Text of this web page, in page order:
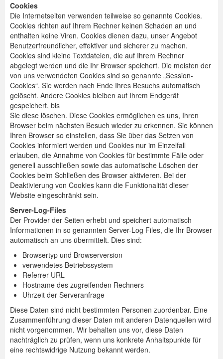
Cookies
Die Internetseiten verwenden teilweise so genannte Cookies.
Cookies richten auf Ihrem Rechner keinen Schaden an und
enthalten keine Viren. Cookies dienen dazu, unser Angebot
Benutzerfreundlicher, effektiver und sicherer zu machen.
Cookies sind kleine Textdateien, die auf Ihrem Rechner
abgelegt werden und die Ihr Browser speichert. Die meisten der
von uns verwendeten Cookies sind so genannte „Session-
Cookies“. Sie werden nach Ende Ihres Besuchs automatisch
gelöscht. Andere Cookies bleiben auf Ihrem Endgerät
gespeichert, bis
Sie diese löschen. Diese Cookies ermöglichen es uns, Ihren
Browser beim nächsten Besuch wieder zu erkennen. Sie können
Ihren Browser so einstellen, dass Sie über das Setzen von
Cookies informiert werden und Cookies nur im Einzelfall
erlauben, die Annahme von Cookies für bestimmte Fälle oder
generell ausschließen sowie das automatische Löschen der
Cookies beim Schließen des Browser aktivieren. Bei der
Deaktivierung von Cookies kann die Funktionalität dieser
Website eingeschränkt sein.
Server-Log-Files
Der Provider der Seiten erhebt und speichert automatisch
Informationen in so genannten Server-Log Files, die Ihr Browser
automatisch an uns übermittelt. Dies sind:
Browsertyp und Browserversion
verwendetes Betriebssystem
Referrer URL
Hostname des zugreifenden Rechners
Uhrzeit der Serveranfrage
Diese Daten sind nicht bestimmten Personen zuordenbar. Eine
Zusammenführung dieser Daten mit anderen Datenquellen wird
nicht vorgenommen. Wir behalten uns vor, diese Daten
nachträglich zu prüfen, wenn uns konkrete Anhaltspunkte für
eine rechtswidrige Nutzung bekannt werden.